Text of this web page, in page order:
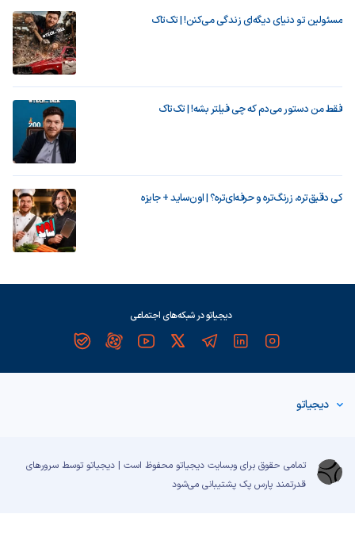
مسئولین تو دنیای دیگه‌ای زندگی می‌کنن! | تک‌تاک
فقط من دستور می‌دم که چی فیلتر بشه! | تک‌تاک
کی دقیق‌تره، زرنگ‌تره و حرفه‌ای‌تره؟ | اون‌ساید + جایزه
دیجیاتو در شبکه‌های اجتماعی
دیجیاتو
تمامی حقوق برای وبسایت دیجیاتو محفوظ است | دیجیاتو توسط سرورهای
قدرتمند پارس پک پشتیبانی می‌شود